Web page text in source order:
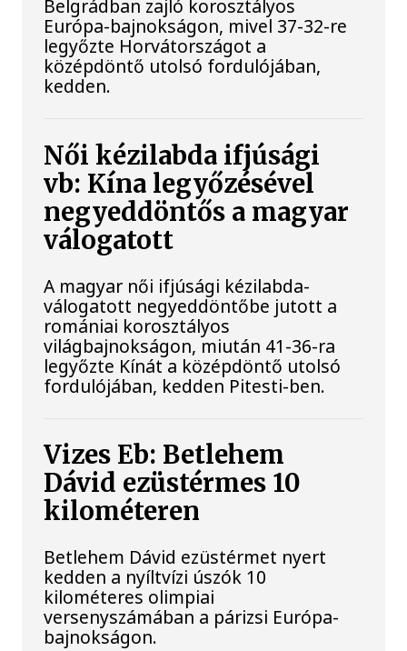
Belgrádban zajló korosztályos
Európa-bajnokságon, mivel 37-32-re
legyőzte Horvátországot a
középdöntő utolsó fordulójában,
kedden.
Női kézilabda ifjúsági
vb: Kína legyőzésével
negyeddöntős a magyar
válogatott
A magyar női ifjúsági kézilabda-
válogatott negyeddöntőbe jutott a
romániai korosztályos
világbajnokságon, miután 41-36-ra
legyőzte Kínát a középdöntő utolsó
fordulójában, kedden Pitesti-ben.
Vizes Eb: Betlehem
Dávid ezüstérmes 10
kilométeren
Betlehem Dávid ezüstérmet nyert
kedden a nyíltvízi úszók 10
kilométeres olimpiai
versenyszámában a párizsi Európa-
bajnokságon.